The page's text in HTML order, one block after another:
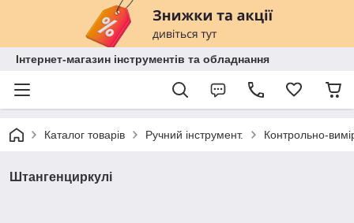
Інтернет-магазин інструментів та обладнання
Каталог товарів Ручний інструмент. Контрольно-
Штангенциркулі